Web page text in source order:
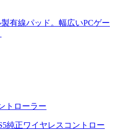
有線パッド。幅広いPCゲー
トローラー
純正ワイヤレスコントロー